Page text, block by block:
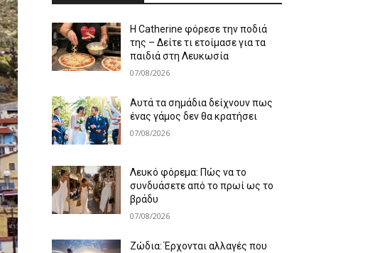
Η Catherine φόρεσε την ποδιά
της – Δείτε τι ετοίμασε για τα
παιδιά στη Λευκωσία
07/08/2026
Αυτά τα σημάδια δείχνουν πως
ένας γάμος δεν θα κρατήσει
07/08/2026
Λευκό φόρεμα: Πώς να το
συνδυάσετε από το πρωί ως το
βράδυ
07/08/2026
Ζώδια: Έρχονται αλλαγές που